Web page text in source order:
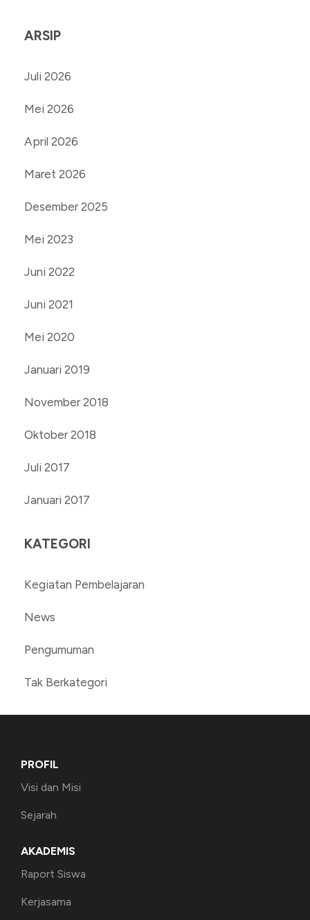
ARSIP
Juli 2026
Mei 2026
April 2026
Maret 2026
Desember 2025
Mei 2023
Juni 2022
Juni 2021
Mei 2020
Januari 2019
November 2018
Oktober 2018
Juli 2017
Januari 2017
KATEGORI
Kegiatan Pembelajaran
News
Pengumuman
Tak Berkategori
PROFIL
Visi dan Misi
Sejarah
AKADEMIS
Raport Siswa
Kerjasama